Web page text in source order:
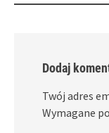
Dodaj
Twój adres
Wymagane